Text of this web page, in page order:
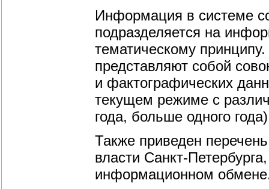
Информация в системе
подразделяется на
тематическому
представляют собой
и фактографических
текущем режиме с
года, больше одного
Также приведен
власти Санкт-
информационном